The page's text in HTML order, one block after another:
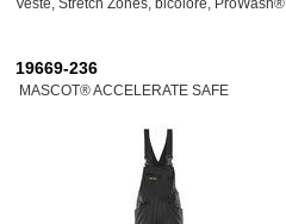
Veste, Stretch Zones, bicolore, ProWash®
19669-236
MASCOT® ACCELERATE SAFE